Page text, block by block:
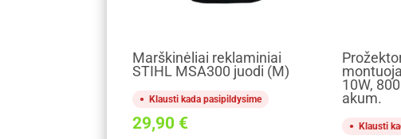
Marškinėliai reklaminiai
STIHL MSA300 juodi (M)
Klausti kada pasipildysime
29,90 €
10W,
akum.
Klausti